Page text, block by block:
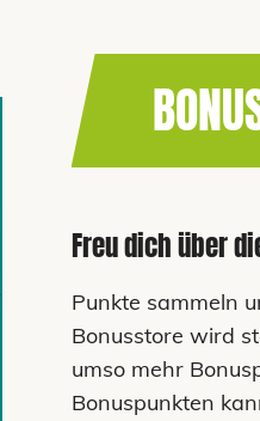
Freu dich über
Punkte sammeln
Bonusstore wird
umso mehr
Bonuspunkten